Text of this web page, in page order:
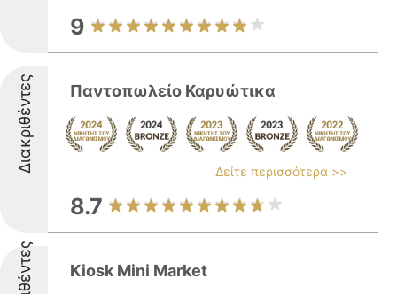
9
Διακριθέντες Παντοπωλείο Καρυώτικα
Δείτε περισσότερα >>
8.7
Kiosk Mini Market